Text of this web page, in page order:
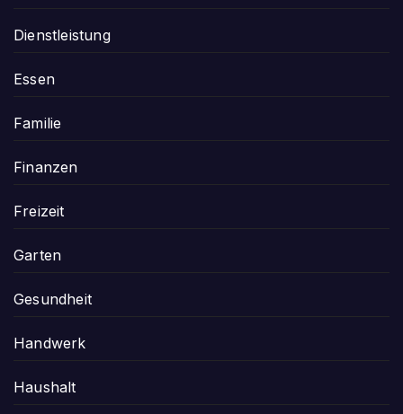
Dienstleistung
Essen
Familie
Finanzen
Freizeit
Garten
Gesundheit
Handwerk
Haushalt